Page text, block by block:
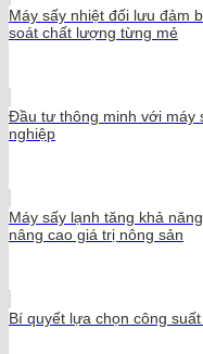
Máy sấy nhiệt đối lưu đảm
soát chất lượng từng mẻ
Đầu tư thông minh với máy
nghiệp
Máy sấy lạnh tăng khả
nâng cao giá trị nông sản
Bí quyết lựa chọn công